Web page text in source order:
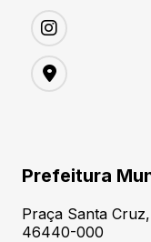
Prefeitura
Praça Santa
46440-000